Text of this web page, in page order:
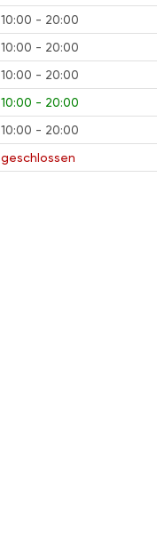
10:00 - 20:00
10:00 - 20:00
10:00 - 20:00
10:00 - 20:00
10:00 - 20:00
geschlossen